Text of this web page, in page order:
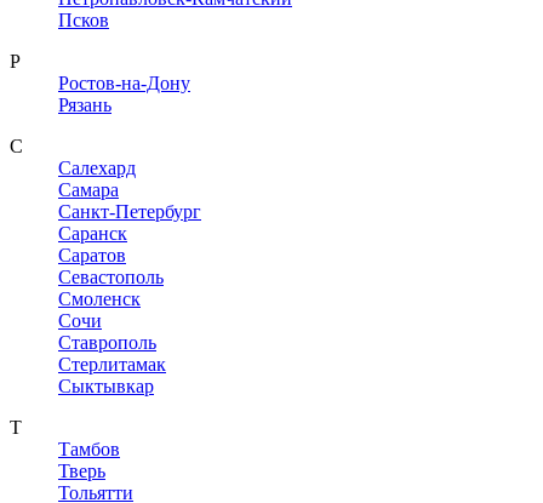
Псков
Р
Ростов-на-Дону
Рязань
С
Салехард
Самара
Санкт-Петербург
Саранск
Саратов
Севастополь
Смоленск
Сочи
Ставрополь
Стерлитамак
Сыктывкар
Т
Тамбов
Тверь
Тольятти